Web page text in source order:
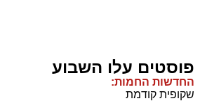
פוסטים עלו השבוע
החדשות החמות:
שקופית קודמת